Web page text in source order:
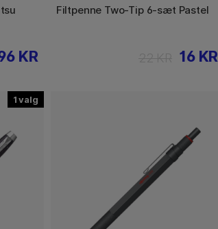
KR
Filtpenne Two-Tip 6-sæt Pastel
16 KR
1